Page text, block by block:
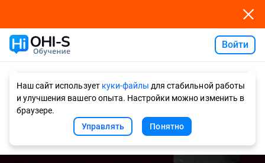
Войти
Наш сайт использует куки-файлы для стабильной работы
и улучшения вашего опыта. Настройки можно изменить в
браузере.
Управлять
Понятно